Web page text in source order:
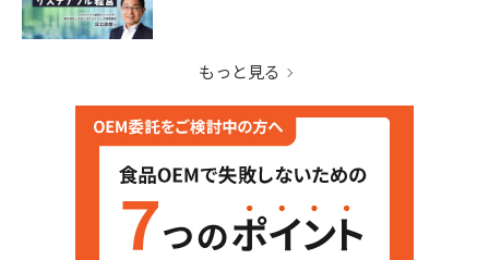
もっと見る